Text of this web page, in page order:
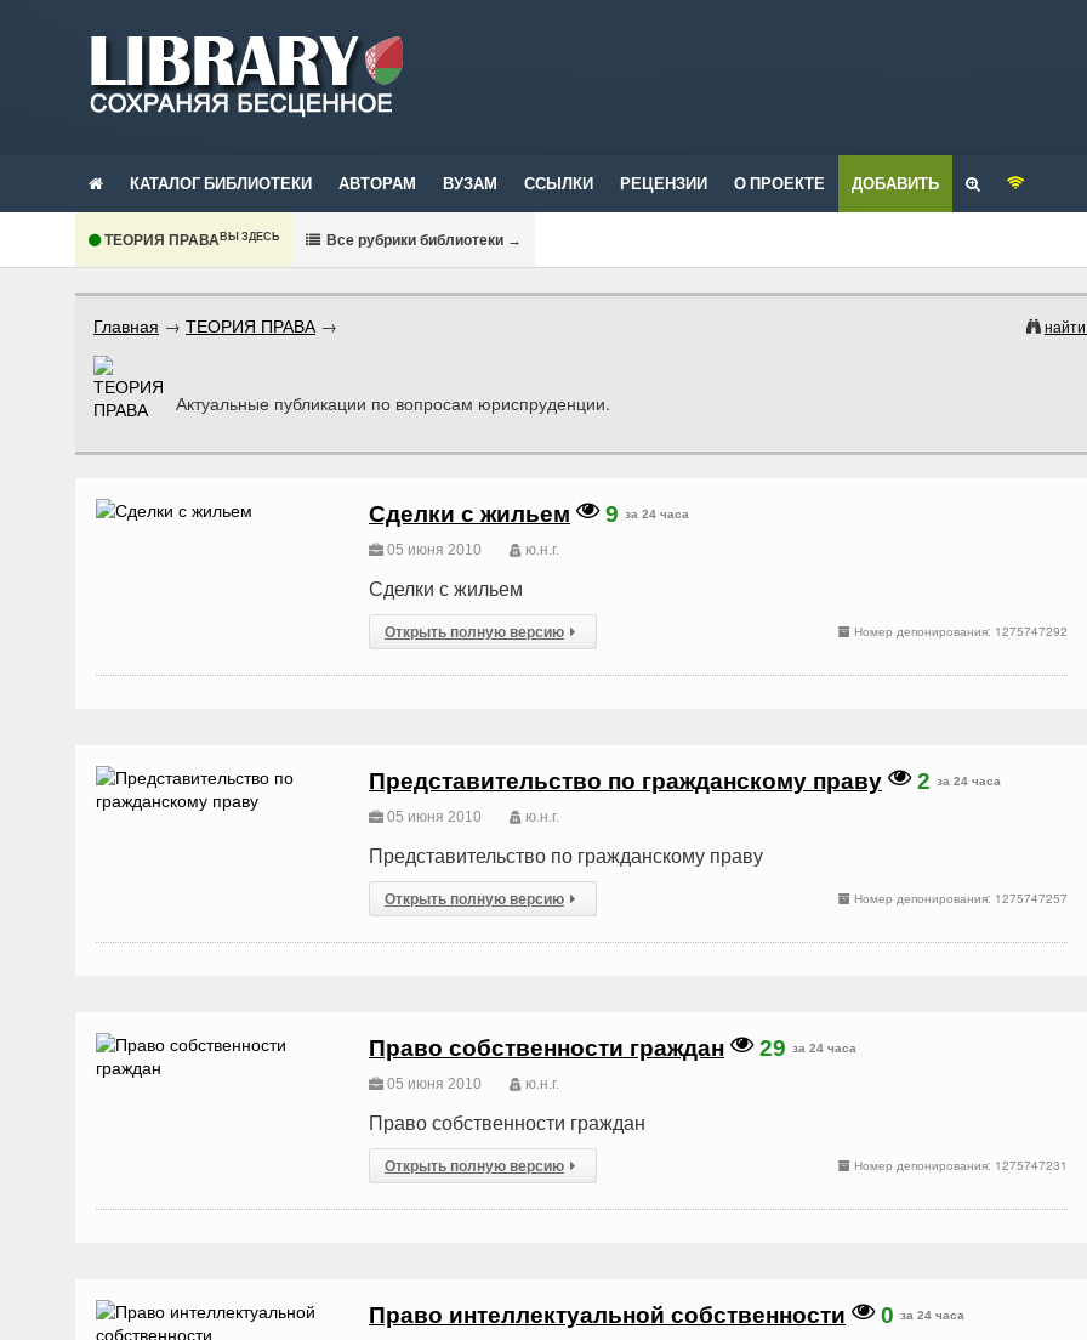
КАТАЛОГ БИБЛИОТЕКИ АВТОРАМ ВУЗАМ ССЫЛКИ РЕЦЕНЗИИ О ПРОЕКТЕ ДОБАВИТЬ
ТЕОРИЯ ПРАВАВЫ ЗДЕСЬ Все рубрики библиотеки →
Главная → ТЕОРИЯ ПРАВА→
Актуальные публикации по вопросам юриспруденции.
Сделки с жильем 9 за 24 часа
05 июня 2010 ю.н.г.
Сделки с жильем
Номер депонирования: 1275747292
Открыть полную версию
Представительство по гражданскому праву 2 за 24 часа
05 июня 2010 ю.н.г.
Представительство по гражданскому праву
Номер депонирования: 1275747257
Открыть полную версию
Право собственности граждан 29 за 24 часа
05 июня 2010 ю.н.г.
Право собственности граждан
Номер депонирования: 1275747231
Открыть полную версию
Право интеллектуальной собственности 0 за 24 часа